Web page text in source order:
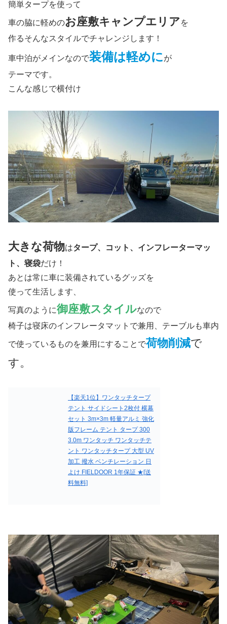
簡単タープを使って
車の脇に軽めのお座敷キャンプエリアを
作るそんなスタイルでチャレンジします！
車中泊がメインなので装備は軽めにが
テーマです。
こんな感じで横付け
大きな荷物はタープ、コット、インフレーターマッ
ト、寝袋だけ！
あとは常に車に装備されているグッズを
使って生活します、
写真のように御座敷スタイルなので
椅子は寝床のインフレータマットで兼用、テーブルも車内
で使っているものを兼用にすることで荷物削減で
す。
【楽天1位】ワンタッチタープ
テント サイドシート2枚付 横幕
セット 3m×3m 軽量アルミ 強化
版フレーム テント タープ 300
3.0m ワンタッチ ワンタッチテ
ント ワンタッチタープ 大型 UV
加工 撥水 ベンチレーション 日
よけ FIELDOOR 1年保証 ★[送
料無料]